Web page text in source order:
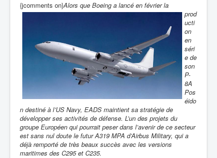
{jcomments on}Alors que Boeing a lancé en février la
prod
ucti
on
en
séri
e de
son
P-
8A
Pos
éido
n destiné à l’US Navy, EADS maintient sa stratégie de
développer ses activités de défense. L’un des projets du
groupe Européen qui pourrait peser dans l’avenir de ce secteur
est sans nul doute le futur A319 MPA d’Airbus Military, qui a
déjà remporté de très beaux succès avec les versions
maritimes des C295 et C235.